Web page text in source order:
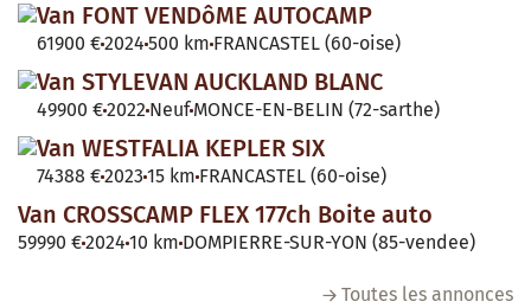
Van FONT VENDôME AUTOCAMP
61900 €2024 500 km FRANCASTEL (60-oise)
Van STYLEVAN AUCKLAND BLANC
49900 €2022 Neuf MONCE-EN-BELIN (72-sarthe)
Van WESTFALIA KEPLER SIX
74388 €2023 15 km FRANCASTEL (60-oise)
Van CROSSCAMP FLEX 177ch Boite auto
59990 €2024 10 km DOMPIERRE-SUR-YON (85-vendee)
Toutes les annonces